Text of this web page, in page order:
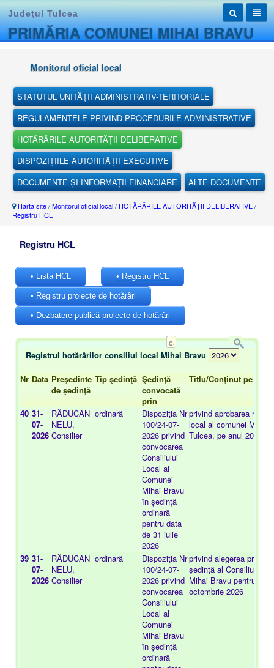
Judeţul Tulcea
PRIMĂRIA COMUNEI MIHAI BRAVU
Monitorul oficial local
STATUTUL UNITĂȚII ADMINISTRATIV-TERITORIALE
REGULAMENTELE PRIVIND PROCEDURILE ADMINISTRATIVE
HOTĂRÂRILE AUTORITĂȚII DELIBERATIVE
DISPOZIȚIILE AUTORITĂȚII EXECUTIVE
DOCUMENTE ȘI INFORMAȚII FINANCIARE
ALTE DOCUMENTE
Harta site/Monitorul oficial local/ HOTĂRÂRILE AUTORITĂȚII DELIBERATIVE/
Registru HCL
Registru HCL
• Lista HCL • Registru HCL
• Registru proiecte de hotărâri
• Dezbatere publică proiecte de hotărâri
Registrul hotărârilor consiliul local Mihai Bravu
Nr Data Preşedinte
de şedinţă
Tip şedinţă Şedinţă
convocată
prin
Titlu/Conţinut pe scurt
40 31-
07-
2026
RĂDUCAN
NELU,
Consilier
ordinară
Dispoziţia Nr
100/24-07-
2026 privind
convocarea
Consiliului
Local al
Comunei
Mihai Bravu
în ședință
ordinară
pentru data
de 31 iulie
2026
privind aprobarea
local al comunei Mihai
Tulcea, pe anul 2026
39 31-
07-
2026
RĂDUCAN
NELU,
Consilier
ordinară
Dispoziţia Nr
100/24-07-
2026 privind
convocarea
Consiliului
Local al
Comunei
Mihai Bravu
în ședință
ordinară
privind alegerea
şedinţă al Consiliului
Mihai Bravu pentru
octombrie 2026